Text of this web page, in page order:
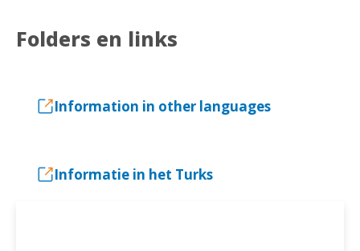
Folders en links
Information in other languages
Informatie in het Turks